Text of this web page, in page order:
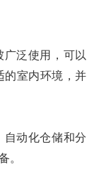
泛使用，可以
的室内环境，并
自动化仓储和分
。